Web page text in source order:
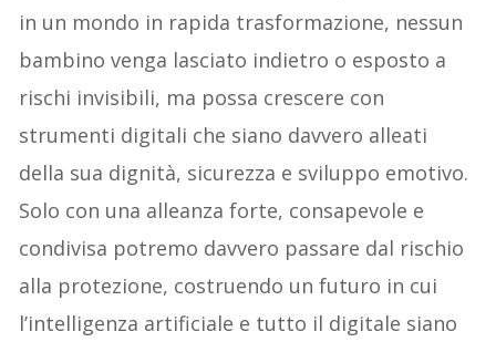
in un mondo in rapida trasformazione, nessun
bambino venga lasciato indietro o esposto a
rischi invisibili, ma possa crescere con
strumenti digitali che siano davvero alleati
della sua dignità, sicurezza e sviluppo emotivo.
Solo con una alleanza forte, consapevole e
condivisa potremo davvero passare dal rischio
alla protezione, costruendo un futuro in cui
l’intelligenza artificiale e tutto il digitale siano